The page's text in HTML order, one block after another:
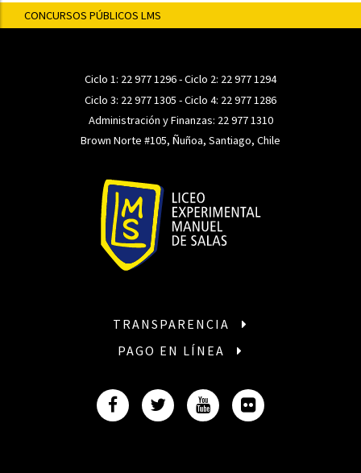
CONCURSOS PÚBLICOS LMS
Ciclo 1: 22 977 1296- Ciclo 2: 22 977 1294
Ciclo 3: 22 977 1305 - Ciclo 4: 22 977 1286
Administración y Finanzas: 22 977 1310
Brown Norte #105, Ñuñoa, Santiago, Chile
TRANSPARENCIA
PAGO EN LÍNEA